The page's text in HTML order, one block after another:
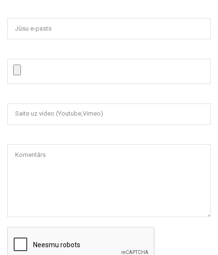
Jūsu e-pasts
Saite uz video (Youtube,Vimeo)
Komentārs